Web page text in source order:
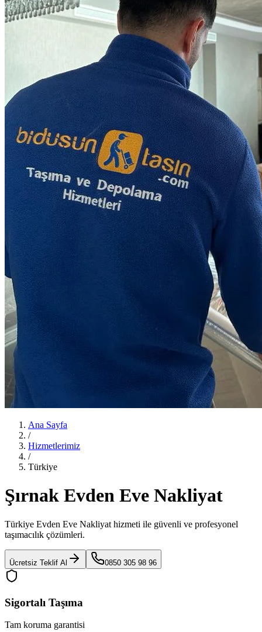
Ana Sayfa
/
Hizmetlerimiz
/
Türkiye
Şırnak Evden Eve Nakliyat
Türkiye Evden Eve Nakliyat hizmeti ile güvenli ve profesyonel
taşımacılık çözümleri.
Ücretsiz Teklif Al 0850 305 98 96
Sigortalı Taşıma
Tam koruma garantisi